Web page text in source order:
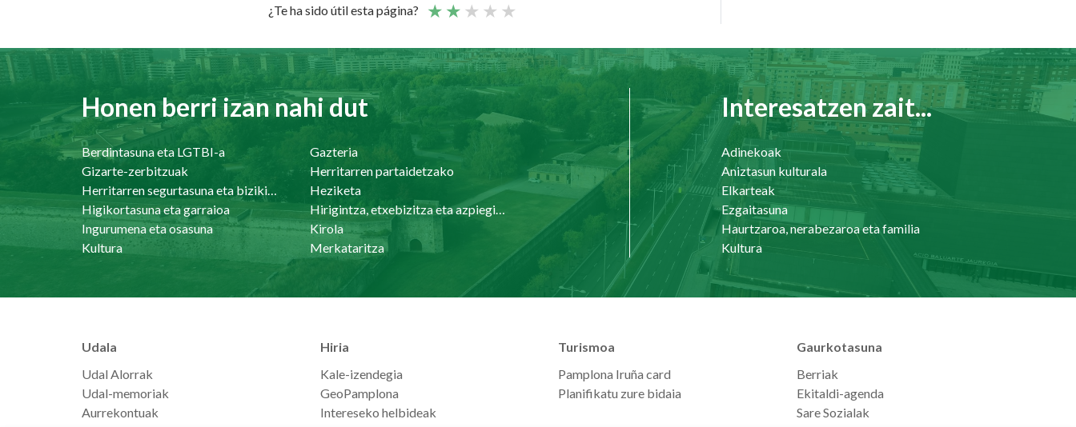
¿Te ha sido útil esta página?
Honen berri izan nahi dut
Berdintasuna eta LGTBI-a
Gazteria
Gizarte-zerbitzuak
Herritarren partaidetzako
Herritarren segurtasuna eta bizikidetasuna
Heziketa
Higikortasuna eta garraioa
Hirigintza, etxebizitza eta azpiegiturak
Ingurumena eta osasuna
Kirola
Kultura
Merkataritza
Interesatzen zait...
Adinekoak
Aniztasun kulturala
Elkarteak
Ezgaitasuna
Haurtzaroa, nerabezaroa eta familia
Kultura
Udala
Udal Alorrak
Udal-memoriak
Aurrekontuak
Hiria
Kale-izendegia
GeoPamplona
Intereseko helbideak
Turismoa
Pamplona Iruña card
Planifikatu zure bidaia
Gaurkotasuna
Berriak
Ekitaldi-agenda
Sare Sozialak